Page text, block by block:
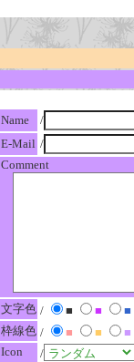
Name
/
E-Mail /
Comment
文字色 / ■ ■ ■
枠線色 / ■ ■ ■
Icon
/